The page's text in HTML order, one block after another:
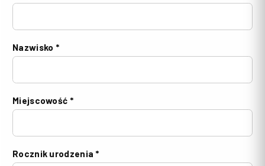
Nazwisko *
Miejscowość *
Rocznik urodzenia *